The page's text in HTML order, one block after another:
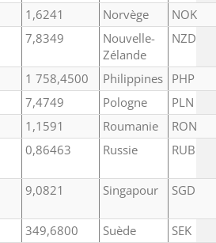
1,6241 Norvège
NOK
7,8349
Nouvelle-
Zélande
NZD
1 758,4500 Philippines PHP
7,4749 Pologne
PLN
1,1591 Roumanie
RON
0,86463 Russie RUB
9,0821 Singapour SGD
349,6800 Suède
SEK